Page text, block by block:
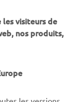
in the engine and
bodywork and
yielded
update took
visiteurs de
nos produits,
les versions